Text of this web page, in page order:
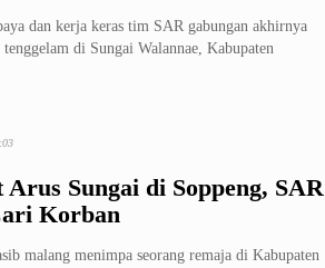
dan kerja keras tim SAR gabungan akhirnya
di Sungai Walannae, Kabupaten
Arus Sungai di Soppeng, SAR
Korban
malang menimpa seorang remaja di Kabupaten